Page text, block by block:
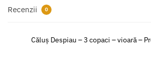
Recenzii 0
Căluș Despiau – 3 copaci – vioară –